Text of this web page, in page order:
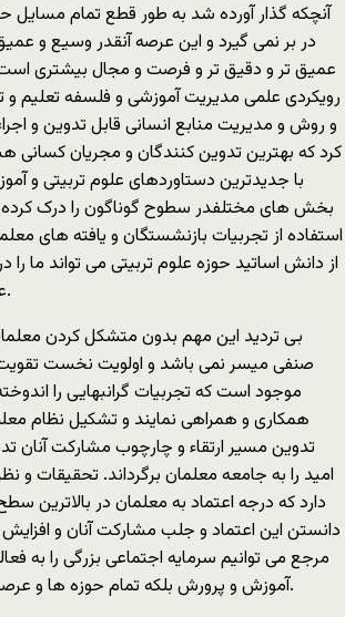
آنچکه گذار آورده شد به طور قطع تمام مسایل
در بر نمی گیرد و این عرصه آنقدر وسیع و
عمیق تر و دقیق تر و فرصت و مجال بیشتری است
رویکردی علمی مدیریت آموزشی و فلسفه تعلیم و
و روش و مدیریت منابع انسانی قابل تدوین و
کرد که بهترین تدوین کنندگان و مجریان
با جدیدترین دستاوردهای علوم تربیتی و
بخش های مختلفدر سطوح گوناگون را درک کرده
استفاده از تجربیات بازنشستگان و یافته های
از دانش اساتید حوزه علوم تربیتی می تواند ما
علمی و کارآمد قرار دهد.
بی تردید این مهم بدون متشکل کردن
صنفی میسر نمی باشد و اولویت نخست
موجود است که تجربیات گرانبهایی را
همکاری و همراهی نمایند و تشکیل نظام
تدوین مسیر ارتقاء و چارچوب مشارکت آنان
امید را به جامعه معلمان برگرداند. تحقیقات و
دارد که درجه اعتماد به معلمان در بالاترین
دانستن این اعتماد و جلب مشارکت آنان و
مرجع می توانیم سرمایه اجتماعی بزرگی را به
آموزش و پرورش بلکه تمام حوزه ها و عرصه ها از آن بهرمند گردد.